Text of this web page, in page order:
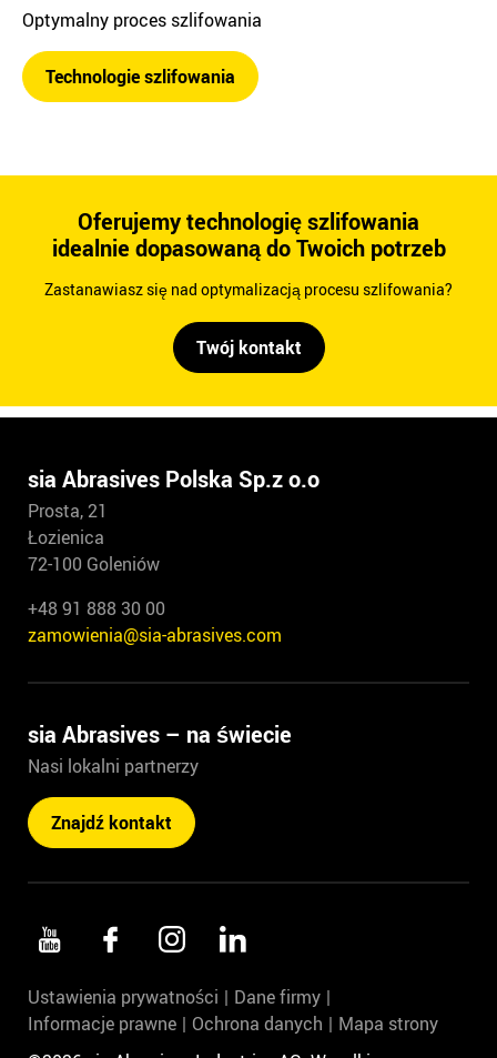
Optymalny proces szlifowania
Technologie szlifowania
Oferujemy technologię szlifowania
idealnie dopasowaną do Twoich potrzeb
Zastanawiasz się nad optymalizacją procesu szlifowania?
Twój kontakt
sia Abrasives Polska Sp.z o.o
Prosta, 21
Łozienica
72-100 Goleniów
+48 91 888 30 00
zamowienia@sia-abrasives.com
sia Abrasives – na świecie
Nasi lokalni partnerzy
Znajdź kontakt
Ustawienia prywatności
Dane firmy
Informacje prawne
Ochrona danych
Mapa strony